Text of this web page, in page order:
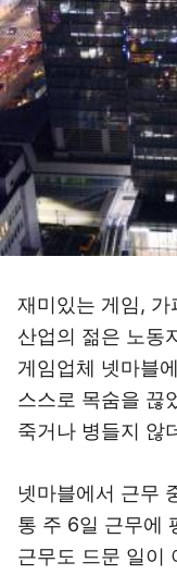
재미있는 게임,
산업의 젊은 노동
게임업체 넷마블
스스로 목숨을 끊
죽거나 병들지 않
넷마블에서 근무
통 주 6일 근무에
근무도 드문 일이